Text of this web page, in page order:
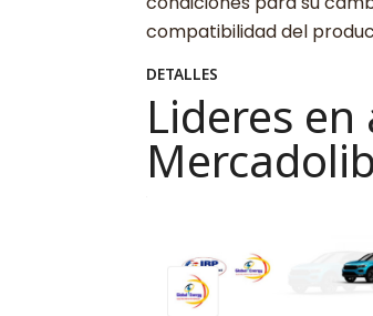
compatibilidad del
DETALLES
Lideres